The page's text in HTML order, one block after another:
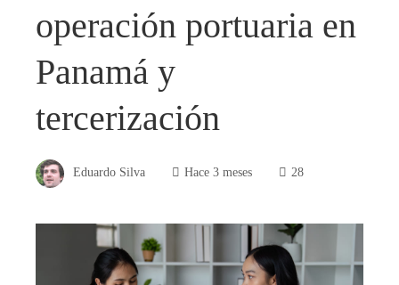
operación portuaria en
Panamá y
tercerización
Eduardo Silva Hace 3 meses 28